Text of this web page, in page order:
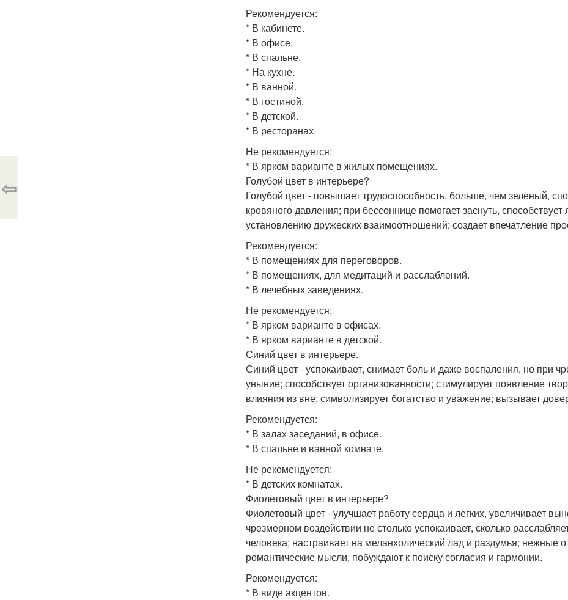
Рекомендуется:
* В кабинете.
* В офисе.
* В спальне.
* На кухне.
* В ванной.
* В гостиной.
* В детской.
* В ресторанах.
Не рекомендуется:
* В ярком варианте в жилых помещениях.
Голубой цвет в интерьере?
Голубой цвет - повышает трудоспособность, больше, чем зеленый,
кровяного давления; при бессоннице помогает заснуть,
установлению дружеских взаимоотношений; создает впечатление
Рекомендуется:
* В помещениях для переговоров.
* В помещениях, для медитаций и расслаблений.
* В лечебных заведениях.
Не рекомендуется:
* В ярком варианте в офисах.
* В ярком варианте в детской.
Синий цвет в интерьере.
Синий цвет - успокаивает, снимает боль и даже воспаления, но при
уныние; способствует организованности; стимулирует появление
влияния из вне; символизирует богатство и уважение; вызывает
Рекомендуется:
* В залах заседаний, в офисе.
* В спальне и ванной комнате.
Не рекомендуется:
* В детских комнатах.
Фиолетовый цвет в интерьере?
Фиолетовый цвет - улучшает работу сердца и легких, увеличивает
чрезмерном воздействии не столько успокаивает, сколько
человека; настраивает на меланхолический лад и раздумья; нежные
романтические мысли, побуждают к поиску согласия и гармонии.
Рекомендуется:
* В виде акцентов.
⇦